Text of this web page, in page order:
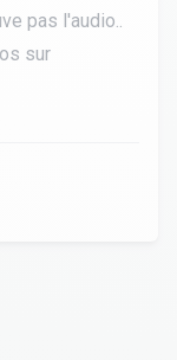
pas l'audio..
sur